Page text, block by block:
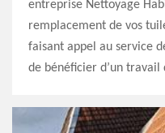
entreprise Nettoyage
remplacement de vos
faisant appel au service
de bénéficier d’un travail